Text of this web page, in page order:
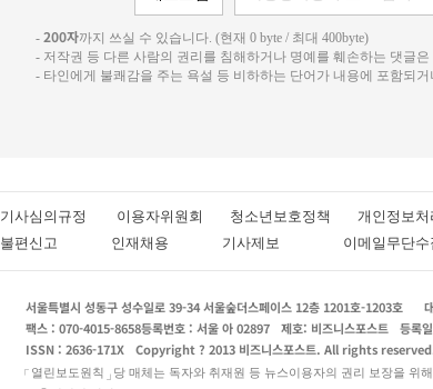
- 200자까지 쓰실 수 있습니다. (현재 0 byte / 최대 400byte)
- 저작권 등 다른 사람의 권리를 침해하거나 명예를 훼손하는 댓글
- 타인에게 불쾌감을 주는 욕설 등 비하하는 단어가 내용에 포함되
기사심의규정 이용자위원회 청소년보호정책 개인정
불편신고 인재채용 기사제보 이메일무단
서울특별시 성동구 성수일로 39-34 서울숲더스페이스 12층 1201호-1203호
팩스 : 070-4015-8658등록번호 : 서울 아 02897 제호: 비즈니스포스트 등록
ISSN : 2636-171X
Copyright ? 2013 비즈니스포스트. All rights
열린보도원칙 당 매체는 독자와 취재원 등 뉴스이용자의 권리 보장을 위